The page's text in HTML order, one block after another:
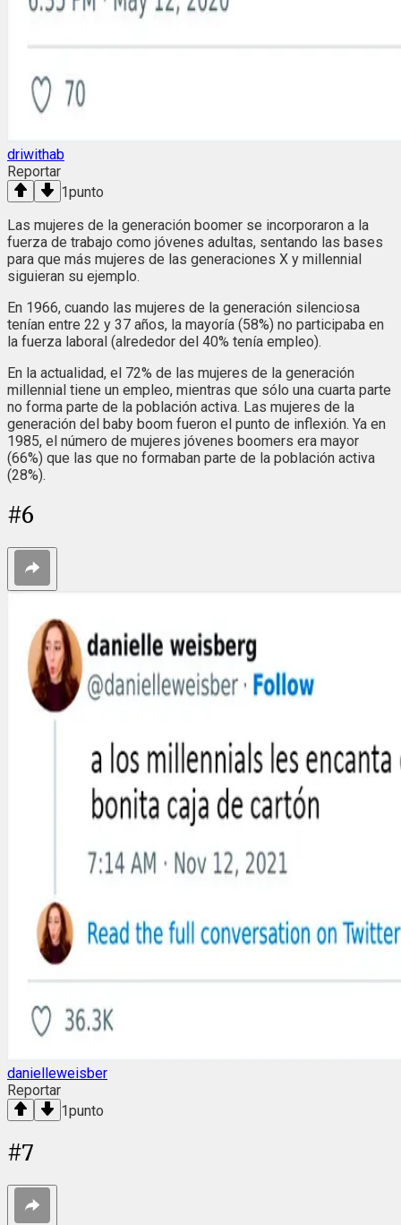
driwithab
Reportar
1punto
Las mujeres de la generación boomer se incorporaron a la
fuerza de trabajo como jóvenes adultas, sentando las bases
para que más mujeres de las generaciones X y millennial
siguieran su ejemplo.
En 1966, cuando las mujeres de la generación silenciosa
tenían entre 22 y 37 años, la mayoría (58%) no participaba en
la fuerza laboral (alrededor del 40% tenía empleo).
En la actualidad, el 72% de las mujeres de la generación
millennial tiene un empleo, mientras que sólo una cuarta parte
no forma parte de la población activa. Las mujeres de la
generación del baby boom fueron el punto de inflexión. Ya en
1985, el número de mujeres jóvenes boomers era mayor
(66%) que las que no formaban parte de la población activa
(28%).
#6
danielleweisber
Reportar
1punto
#7